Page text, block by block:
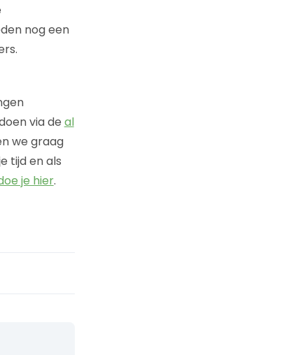
nog een
via de al
we graag
tijd en als
je hier.